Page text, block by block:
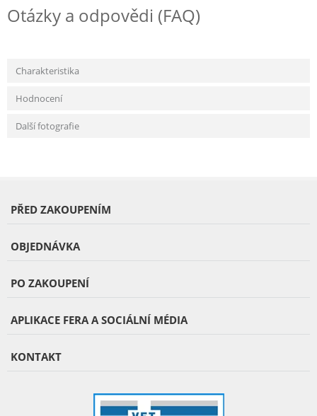
Otázky a odpovědi (FAQ)
Charakteristika
Hodnocení
Další fotografie
PŘED ZAKOUPENÍM
OBJEDNÁVKA
PO ZAKOUPENÍ
APLIKACE FERA A SOCIÁLNÍ MÉDIA
KONTAKT